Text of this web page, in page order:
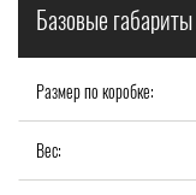
Базовые
Размер по коробке:
Вес: